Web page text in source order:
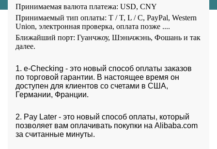
Принимаемая валюта платежа: USD, CNY
Принимаемый тип оплаты: T / T, L / C, PayPal, Western
Union, электронная проверка, оплата позже ....
Ближайший порт: Гуанчжоу, Шэньчжэнь, Фошань и так
далее.
1. e-Checking - это новый способ оплаты заказов
по торговой гарантии. В настоящее время он
доступен для клиентов со счетами в США,
Германии, Франции.
2. Pay Later - это новый способ оплаты, который
позволяет вам оплачивать покупки на Alibaba.com
за считанные минуты.